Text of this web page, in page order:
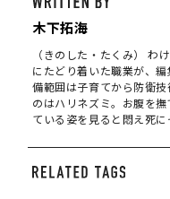
木下拓海
（きのした・たくみ） わ
にたどり着いた職業が、
備範囲は子育てから防衛技
のはハリネズミ。お腹を
ている姿を見ると悶え死に